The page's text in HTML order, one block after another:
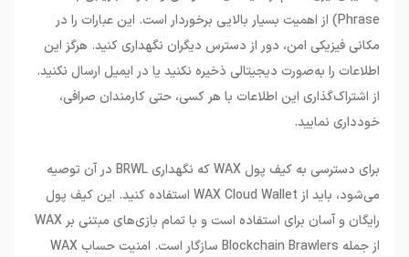
Phrase) از اهمیت بسیار بالایی برخوردار است. این عبارات را در
مکانی فیزیکی امن، دور از دسترس دیگران نگهداری کنید. هرگز این
اطلاعات را به‌صورت دیجیتالی ذخیره نکنید یا در ایمیل ارسال نکنید.
از اشتراک‌گذاری این اطلاعات با هر کسی، حتی کارمندان صرافی،
خودداری نمایید.
برای دسترسی به کیف پول WAX که نگهداری BRWL در آن توصیه
می‌شود، باید از WAX Cloud Wallet استفاده کنید. این کیف پول
رایگان و آسان برای استفاده است و با تمام بازی‌های مبتنی بر WAX
از جمله Blockchain Brawlers سازگار است. امنیت حساب WAX